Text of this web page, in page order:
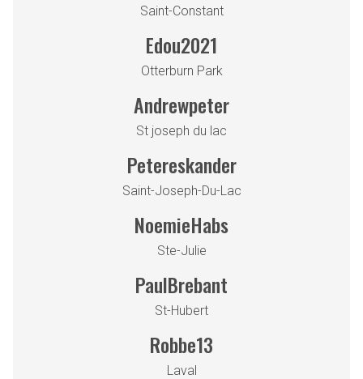
Saint-Constant
Edou2021
Otterburn Park
Andrewpeter
St joseph du lac
Petereskander
Saint-Joseph-Du-Lac
NoemieHabs
Ste-Julie
PaulBrebant
St-Hubert
Robbe13
Laval